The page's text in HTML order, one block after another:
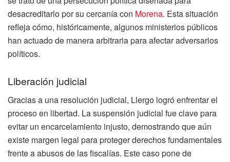
desacreditarlo por su cercanía con Morena. Esta situación
refleja cómo, históricamente, algunos ministerios públicos
han actuado de manera arbitraria para afectar adversarios
políticos.
Liberación judicial
Gracias a una resolución judicial, Llergo logró enfrentar el
proceso en libertad. La suspensión judicial fue clave para
evitar un encarcelamiento injusto, demostrando que aún
existe margen legal para proteger derechos fundamentales
frente a abusos de las fiscalías. Este caso pone de